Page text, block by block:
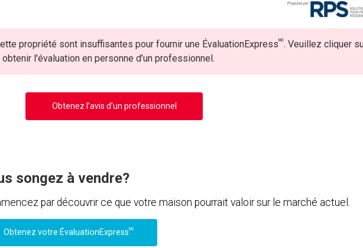
propriété sont insuffisantes pour fournir une ÉvaluationExpressMC. Veuillez cliquer
l'évaluation en personne d’un professionnel.
Obtenez l’avis d’un professionnel
songez à vendre?
par découvrir ce que votre maison pourrait valoir sur le marché actuel.
Obtenez votre ÉvaluationExpressMC